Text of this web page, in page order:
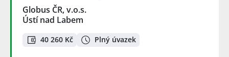
Globus ČR, v.o.s.
Ústí nad Labem
40 260 Kč Plný úvazek